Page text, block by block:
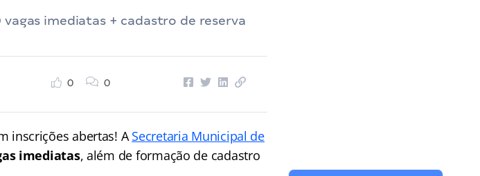
vagas imediatas + cadastro de reserva
0 0
inscrições abertas! ASecretaria Municipal de
imediatas, além de formação de cadastro